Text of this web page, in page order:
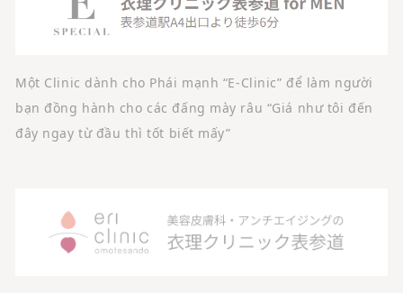
Một Clinic dành cho Phái mạnh “E-Clinic” để làm người
bạn đồng hành cho các đấng mày râu “Giá như tôi đến
đây ngay từ đầu thì tốt biết mấy”